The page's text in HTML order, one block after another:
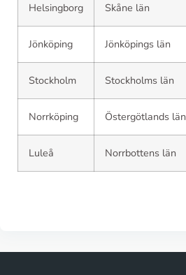
Helsingborg Skåne län
Jönköping Jönköpings län
Stockholm Stockholms län
Norrköping Östergötlands län
Luleå Norrbottens län